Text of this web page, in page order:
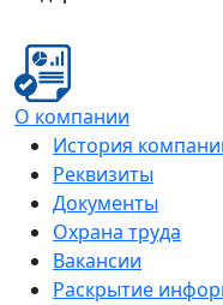
О компании
История
Реквизиты
Документы
Охрана труда
Вакансии
Раскрытие